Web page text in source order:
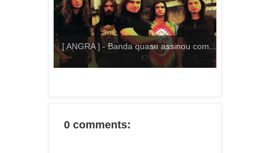
[ ANGRA ] - Banda quase assinou com...
0 comments: